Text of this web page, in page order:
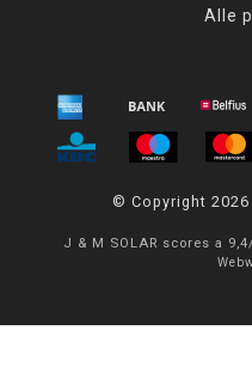
Alle
© Copyright
J & M SOLAR scores a 9,4/